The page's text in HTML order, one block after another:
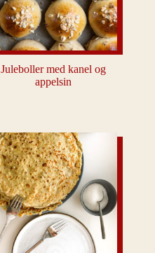
Juleboller med kanel og
appelsin